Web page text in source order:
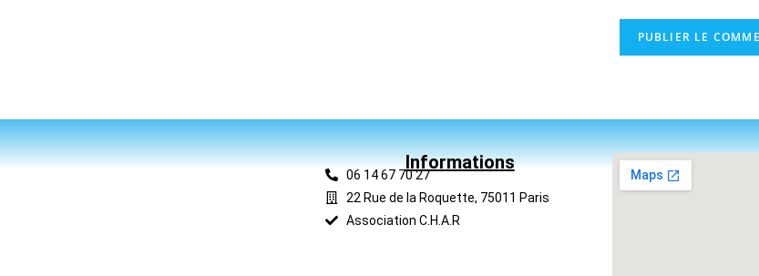
Informations
06 14 67 70 27
22 Rue de la Roquette, 75011 Paris
Association C.H.A.R